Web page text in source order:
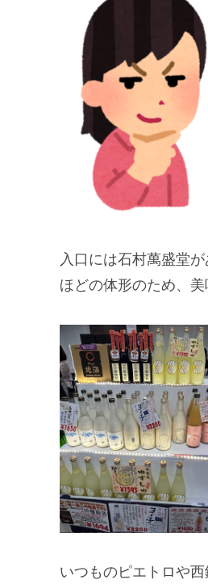
入口には石村萬盛堂
ほどの体形のため、
いつものピエトロや